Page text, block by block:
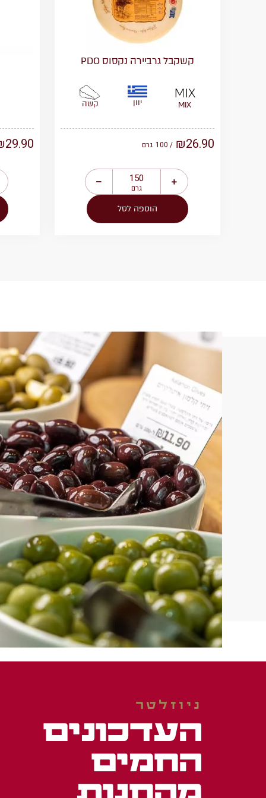
קשקבל גרביירה נקסוס PDO
MIX יוון קשה
₪26.90
/ 100 גרם
גרם
הוספה לסל
29.90
ניוזלטר
העדכונים
החמים